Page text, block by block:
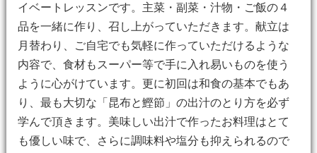
イベートレッスンです。主菜・副菜・汁物・ご飯の４
品を一緒に作り、召し上がっていただきます。献立は
月替わり、ご自宅でも気軽に作っていただけるような
内容で、食材もスーパー等で手に入れ易いものを使う
ように心がけています。更に初回は和食の基本でもあ
り、最も大切な「昆布と鰹節」の出汁のとり方を必ず
学んで頂きます。美味しい出汁で作ったお料理はとて
も優しい味で、さらに調味料や塩分も抑えられるので